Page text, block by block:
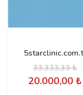
33.333,33 ₺
20.000,00 ₺